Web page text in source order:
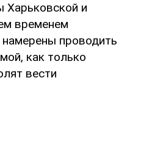
Харьковской и
временем
проводить
как только
вести